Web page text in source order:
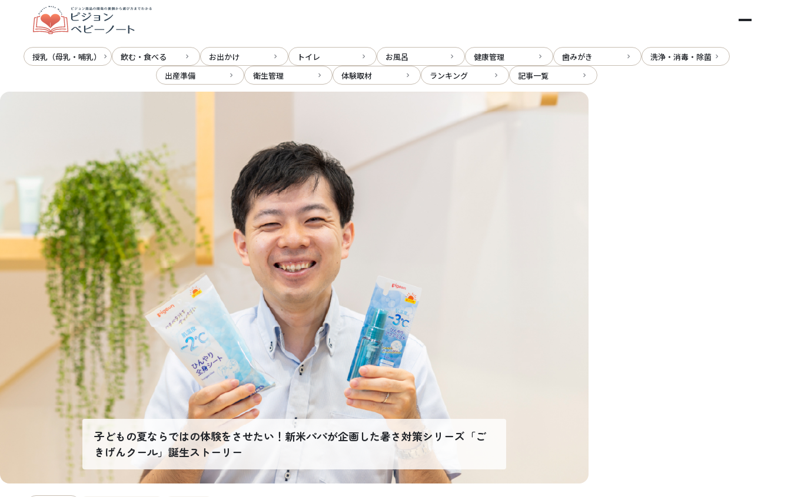
メインコンテンツへスキップ
授乳（母乳・哺乳） 飲む・食べる お出かけ トイレ お風呂 健康管理 歯みがき
洗浄・消毒・除菌
出産準備
衛生管理 体験取材 ランキング 記事一覧
ピジョンベビーノート
子どもの夏ならではの体験をさせたい！新米パパが企画した暑さ対策シリーズ「ご
きげんクール」誕生ストーリー